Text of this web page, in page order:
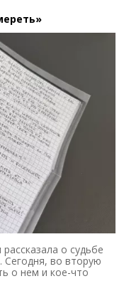
о судьбе
Сегодня, во вторую
о нем и кое-что